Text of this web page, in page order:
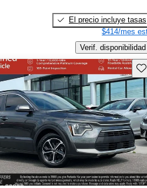
El precio incluye tasas
$414/mes
Verif. disponibilidad